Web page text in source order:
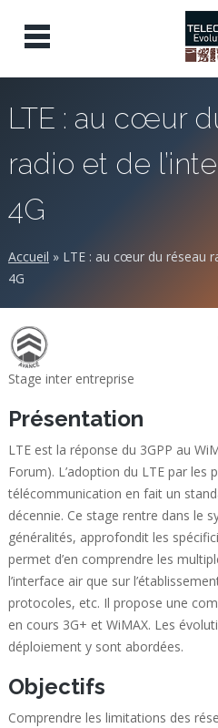
LTE : au cœur
radio et de
4G
Accueil » LTE : au cœur du réseau
4G
Stage inter entreprise
Présentation
LTE est la réponse du 3GPP au
Forum). L’adoption du LTE par les
télécommunication en fait un
décennie. Ce stage rentre dans le
généralités, approfondit les
permet d’en comprendre les
l’interface air que sur
protocoles, etc. Il propose une
en cours 3G+ et WiMAX. Les
déploiement y sont abordées.
Objectifs
Comprendre les limitations des